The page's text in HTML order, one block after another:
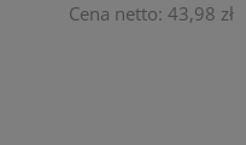
Cena netto: 43,98 zł